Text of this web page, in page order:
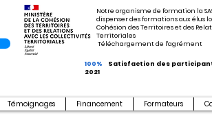
Notre organisme de formation la
dispenser des formations aux élus
Cohésion des Territoires et des
Territoriales
Téléchargement de l'agrément
100% Satisfaction des
2021
Témoignages Financement Formateurs